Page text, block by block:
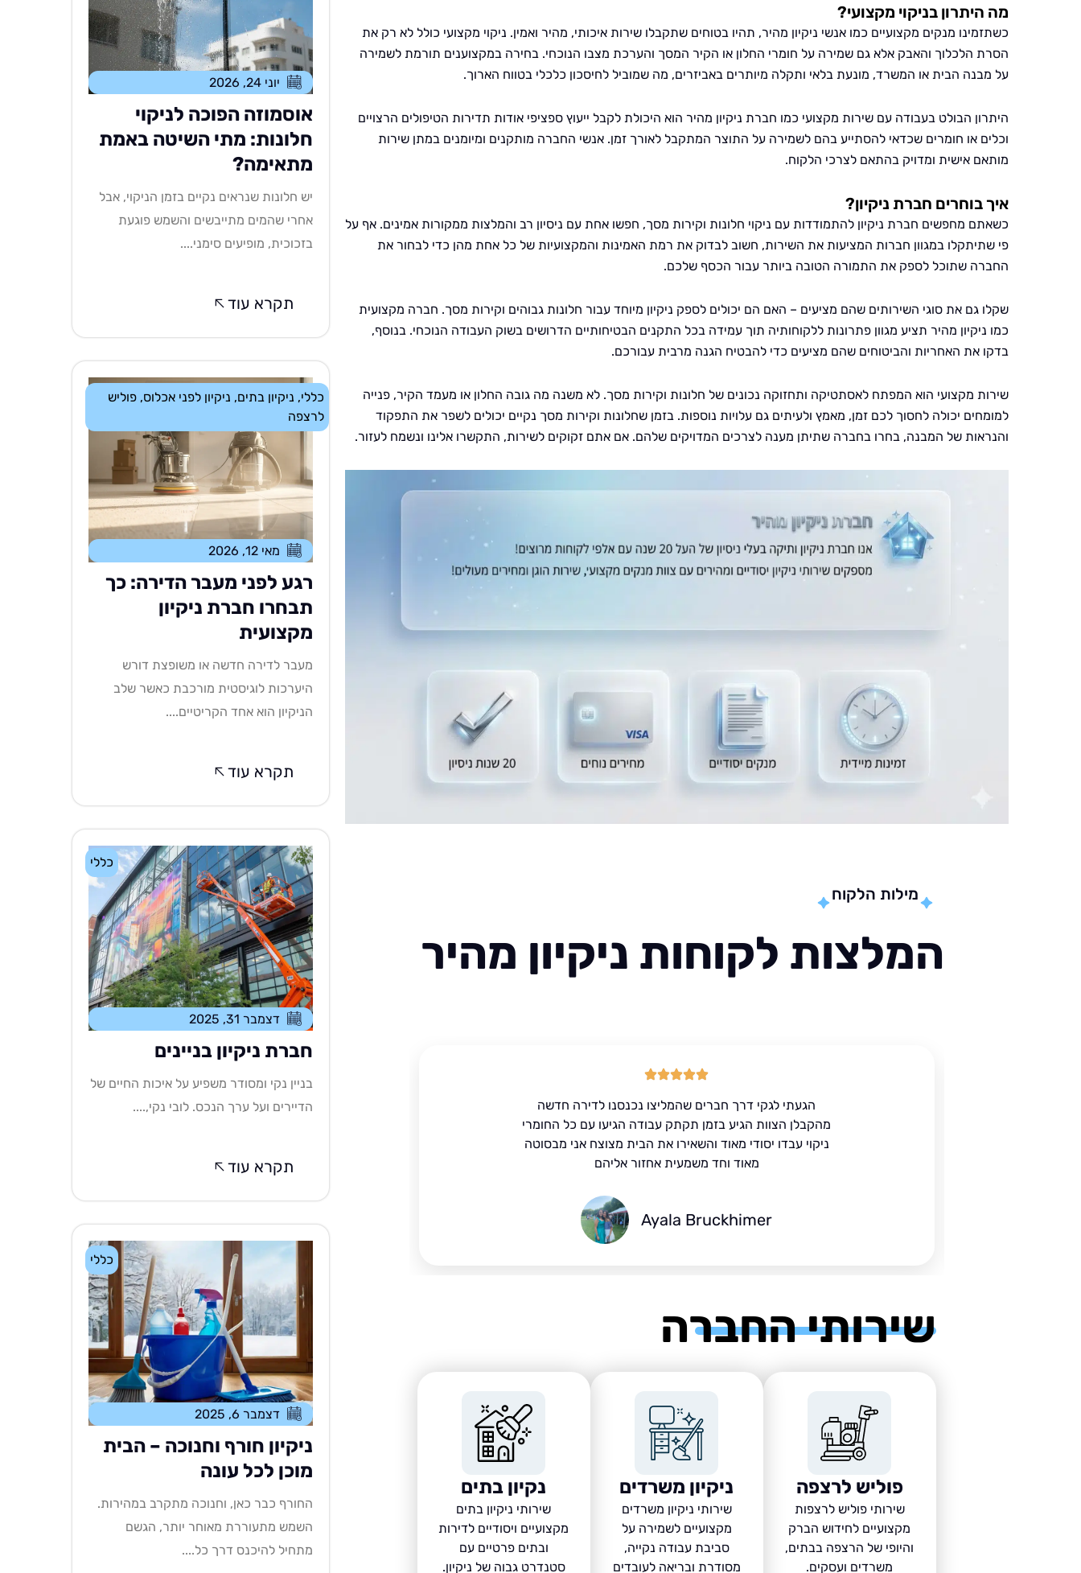
מה היתרון בניקוי מקצועי?
כשתזמינו מנקים מקצועיים כמו אנשי ניקיון מהיר, תהיו בטוחים שתקבלו שירות איכותי, מהיר ואמין. ניקוי מקצועי כולל לא רק את
הסרת הלכלוך והאבק אלא גם שמירה על חומרי החלון או הקיר המסך והערכת מצבו הנוכחי. בחירה במקצוענים תורמת לשמירה
על מבנה הבית או המשרד, מונעת בלאי ותקלה מיותרים באביזרים, מה שמוביל לחיסכון כלכלי בטווח הארוך.
היתרון הבולט בעבודה עם שירות מקצועי כמו חברת ניקיון מהיר הוא היכולת לקבל ייעוץ ספציפי אודות תדירות הטיפולים הרצויים
וכלים או חומרים שכדאי להסתייע בהם לשמירה על התוצר המתקבל לאורך זמן. אנשי החברה מותקנים ומיומנים במתן שירות
מותאם אישית ומדויק בהתאם לצרכי הלקוח.
איך בוחרים חברת ניקיון?
כשאתם מחפשים חברת ניקיון להתמודדות עם ניקוי חלונות וקירות מסך, חפשו אחת עם ניסיון רב והמלצות ממקורות אמינים. אף על
פי שתיתקלו במגוון חברות המציעות את השירות, חשוב לבדוק את רמת האמינות והמקצועיות של כל אחת מהן כדי לבחור את
החברה שתוכל לספק את התמורה הטובה ביותר עבור הכסף שלכם.
שקלו גם את סוגי השירותים שהם מציעים – האם הם יכולים לספק ניקיון מיוחד עבור חלונות גבוהים וקירות מסך. חברה מקצועית
כמו ניקיון מהיר תציע מגוון פתרונות ללקוחותיה תוך עמידה בכל התקנים הבטיחותיים הדרושים בשוק העבודה הנוכחי. בנוסף,
בדקו את האחריות והביטוחים שהם מציעים כדי להבטיח הגנה מרבית עבורכם.
שירות מקצועי הוא המפתח לאסתטיקה ותחזוקה נכונים של חלונות וקירות מסך. לא משנה מה גובה החלון או מעמד הקיר, פנייה
למומחים יכולה לחסוך לכם זמן, מאמץ ולעיתים גם עלויות נוספות. בזמן שחלונות וקירות מסך נקיים יכולים לשפר את התפקוד
והנראות של המבנה, בחרו בחברה שתיתן מענה לצרכים המדויקים שלהם. אם אתם זקוקים לשירות, התקשרו אלינו ונשמח לעזור.
מילות הלקוח
המלצות לקוחות ניקיון מהיר
הגעתי לגקי דרך חברים שהמליצו נכנסנו לדירה חדשה
מהקבלן הצוות הגיע בזמן תקתק עבודה הגיעו עם כל החומרי
ניקוי עבדו יסודי מאוד והשאירו את הבית מצוצח אני מבסוטה
מאוד וחד משמעית אחזור אליהם
Ayala Bruckhimer
שירותי החברה
פוליש לרצפה
שירותי פוליש לרצפות
מקצועיים לחידוש הברק
והיופי של הרצפה בבתים,
משרדים ועסקים.
ניקיון משרדים
שירותי ניקיון משרדים
מקצועיים לשמירה על
סביבת עבודה נקייה,
מסודרת ובריאה לעובדים
נקיון בתים
שירותי ניקיון בתים
מקצועיים ויסודיים לדירות
ובתים פרטיים עם
סטנדרט גבוה של ניקיון.
יוני 24, 2026
אוסמוזה הפוכה לניקוי
חלונות: מתי השיטה באמת
מתאימה?
יש חלונות שנראים נקיים בזמן הניקוי, אבל
אחרי שהמים מתייבשים והשמש פוגעת
בזכוכית, מופיעים סימני....
תקרא עוד
כללי, ניקיון בתים, ניקיון לפני אכלוס,פוליש
לרצפה
מאי 12, 2026
רגע לפני מעבר הדירה: כך
תבחרו חברת ניקיון
מקצועית
מעבר לדירה חדשה או משופצת דורש
היערכות לוגיסטית מורכבת כאשר שלב
הניקיון הוא אחד הקריטיים....
תקרא עוד
כללי
דצמבר 31, 2025
חברת ניקיון בניינים
בניין נקי ומסודר משפיע על איכות החיים של
הדיירים ועל ערך הנכס. לובי נקי,....
תקרא עוד
כללי
דצמבר 6, 2025
ניקיון חורף וחנוכה – הבית
מוכן לכל עונה
החורף כבר כאן, וחנוכה מתקרב במהירות.
השמש מתעוררת מאוחר יותר, הגשם
מתחיל להיכנס דרך כל....